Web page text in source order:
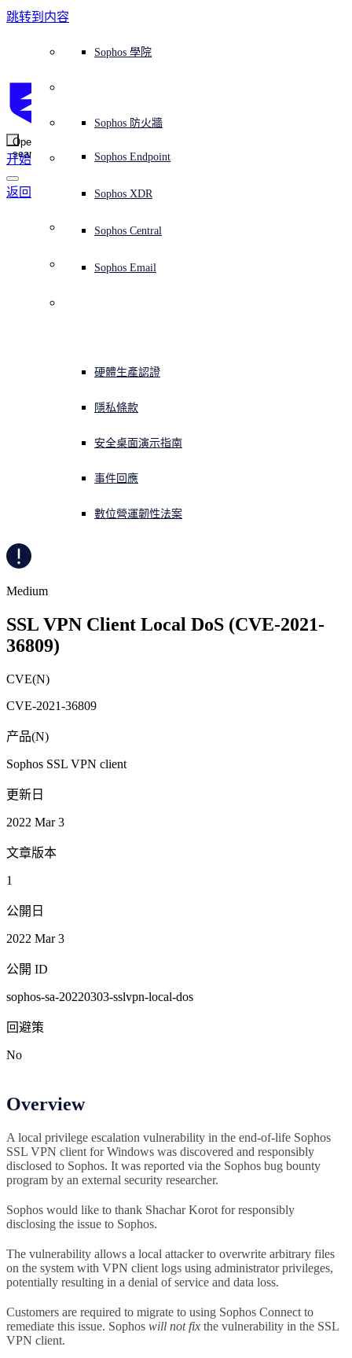
跳转到内容
Open
search
开始
平台概覽Sophos Central
Sophos AI
整合 marketplace 市集
威脅情報
免費試用
端點保護（下一代防毒軟體）
伺服器防護
Mobile Security
安全營運
XDR - 擴展式偵測與回應
身分識別安全
ITDR - 身分識別威脅偵測與回應
網路安全與基礎架構
下一代防火牆 (NGFW)
網路交換機
無線存取點
Workspace Protection
Workspace Protection
零信任網路存取 (ZTNA)
DNS 防護 (DNS Protection)
Email Monitoring System
Email Security
電子郵件與網路釣魚防護
雲端工作負載防護
託管式服務MDR - 託管式偵測與回應
漏洞管理（託管式風險）
諮詢服務概覽
專業服務
營運支援
免費工具
NIST 評估
使用案例全天候守護我的組織
保障遠端與混合辦公員工的安全
應對網路保險要求
保護我的 Microsoft 環境
啟用雲端原生安全性
所有解決方案
教育
政府部門
醫療保健
製造業
零售業
為什麼選擇 Sophos？
獎項與榮譽
競爭對手比較
公司
媒體
職位空缺
信任中心
信任中心概覽
安全設計
負責任的披露
ESG
企業政策
網路安全指引
硬體生產認證
隱私條款
安全桌面演示指南
事件回應
數位營運韌性法案
Sophos 合作夥伴
Partner Program 合作夥伴計畫
Partner care 支援
合作夥伴培訓
合作夥伴部落格
通路合作夥伴
OEM
整合和 API
威脅情報X-Ops 威脅研究
AI 研究
威脅檔案
威脅資料庫
威脅研究部落格
檢視所有資源
案例研究
報告
線上研討會
白皮書
影片
部落格
Sophos 部落格
AI 研究
安全營運
合作夥伴部落格
獲得協助（支援）
緊急事件回應
支援計劃
客戶成功
技術客戶經理（TAM）
聯絡 Sophos 支援
聯絡 Partner Care
下載及更新
Sophos 狀態頁面
安全公告
提交威脅
產品支援
產品文件
Sophos 防火牆
Sophos Endpoint
Sophos XDR
Sophos Central
Sophos Email
培訓
Sophos 學院
返回安全公告
Medium
SSL VPN Client Local DoS (CVE-2021-
36809)
CVE(N)
CVE-2021-36809
产品(N)
Sophos SSL VPN client
更新日
2022 Mar 3
文章版本
1
公開日
2022 Mar 3
公開 ID
sophos-sa-20220303-sslvpn-local-dos
回避策
No
Overview
A local privilege escalation vulnerability in the end-of-life Sophos
SSL VPN client for Windows was discovered and responsibly
disclosed to Sophos. It was reported via the Sophos bug bounty
program by an external security researcher.
Sophos would like to thank Shachar Korot for responsibly
disclosing the issue to Sophos.
The vulnerability allows a local attacker to overwrite arbitrary files
on the system with VPN client logs using administrator privileges,
potentially resulting in a denial of service and data loss.
Customers are required to migrate to using Sophos Connect to
remediate this issue. Sophos will not fix the vulnerability in the SSL
VPN client.